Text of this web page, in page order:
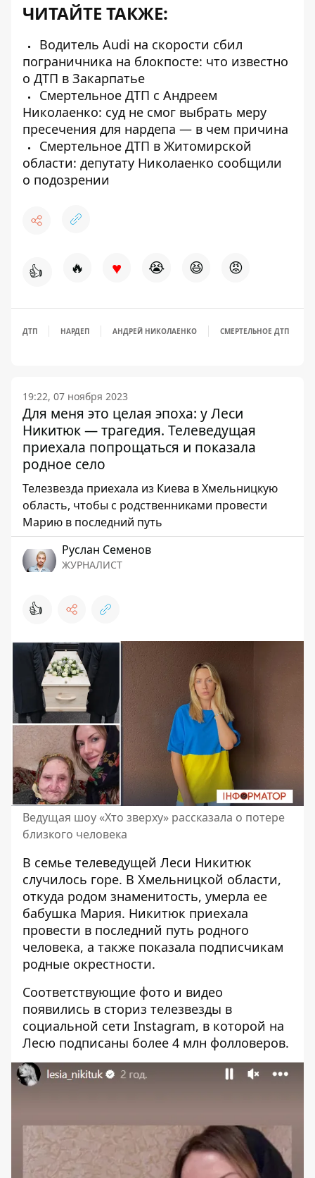
ЧИТАЙТЕ ТАКЖЕ:
Водитель Audi на скорости сбил
пограничника на блокпосте: что известно
о ДТП в Закарпатье
Смертельное ДТП с Андреем
Николаенко: суд не смог выбрать меру
пресечения для нардепа — в чем причина
Смертельное ДТП в Житомирской
области: депутату Николаенко сообщили
о подозрении
👍 🔥 ♥ 😭 😆 😡
ДТП НАРДЕП АНДРЕЙ НИКОЛАЕНКО СМЕРТЕЛЬНОЕ ДТП
19:22, 07 ноября 2023
Для меня это целая эпоха: у Леси
Никитюк — трагедия. Телеведущая
приехала попрощаться и показала
родное село
Телезвезда приехала из Киева в Хмельницкую
область, чтобы с родственниками провести
Марию в последний путь
Руслан Семенов
ЖУРНАЛИСТ
👍
Ведущая шоу «Хто зверху» рассказала о потере
близкого человека
В семье телеведущей Леси Никитюк
случилось горе. В Хмельницкой области,
откуда родом знаменитость, умерла ее
бабушка Мария. Никитюк приехала
провести в последний путь родного
человека, а также показала подписчикам
родные окрестности.
Соответствующие фото и видео
появились в сториз телезвезды в
социальной сети Instagram, в которой на
Лесю подписаны более 4 млн фолловеров.